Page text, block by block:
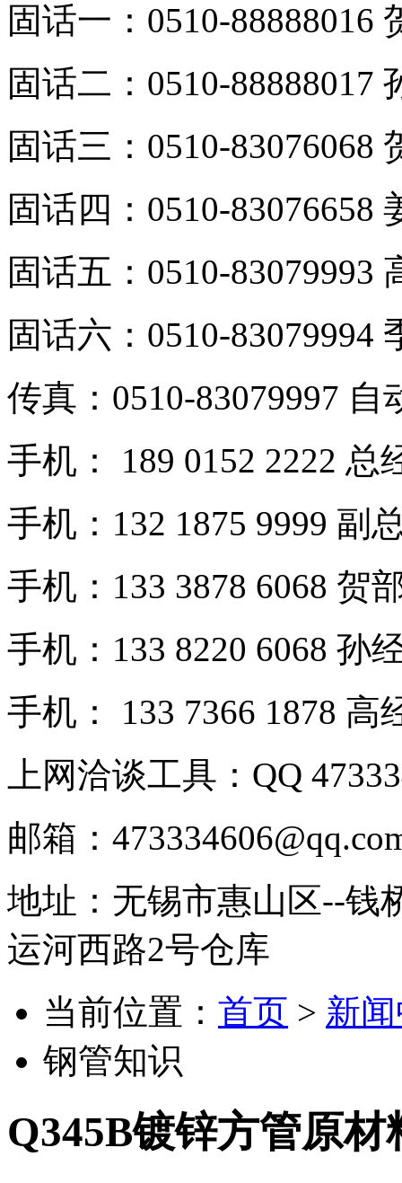
固话一：0510-88888016
固话二：0510-88888017
固话三：0510-83076068
固话四：0510-83076658
固话五：0510-83079993
固话六：0510-83079994
传真：0510-83079997 自
手机： 189 0152 2222 总
手机：132 1875 9999 副
手机：133 3878 6068 贺
手机：133 8220 6068 孙
手机： 133 7366 1878 高
上网洽谈工具：QQ
邮箱：
地址：无锡市惠山区--钱
运河西路2号仓库
当前位置： 首页 > 新
钢管知识
Q345B镀锌方管原材